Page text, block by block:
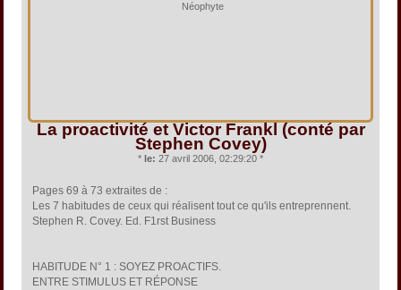
Néophyte
La proactivité et Victor Frankl (conté par
Stephen Covey)
* le: 27 avril 2006, 02:29:20 *
Pages 69 à 73 extraites de :
Les 7 habitudes de ceux qui réalisent tout ce qu'ils entreprennent.
Stephen R. Covey. Ed. F1rst Business
HABITUDE N° 1 : SOYEZ PROACTIFS.
ENTRE STIMULUS ET RÉPONSE